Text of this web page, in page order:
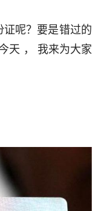
呢？要是错过的
天 ， 我来为大家
一看吧！